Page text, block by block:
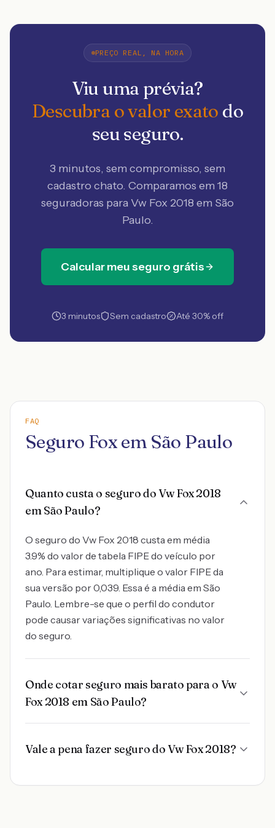
PREÇO REAL, NA HORA
Viu uma prévia?
Descubra o valor exato do
seu seguro.
3 minutos, sem compromisso, sem
cadastro chato. Comparamos em 18
seguradoras para Vw Fox 2018 em São
Paulo.
Calcular meu seguro grátis
3 minutos Sem cadastro Até 30% off
FAQ
Seguro Fox em São Paulo
Quanto custa o seguro do Vw Fox 2018
em São Paulo?
O seguro do Vw Fox 2018 custa em média
3.9% do valor de tabela FIPE do veículo por
ano. Para estimar, multiplique o valor FIPE da
sua versão por 0,039. Essa é a média em São
Paulo. Lembre-se que o perfil do condutor
pode causar variações significativas no valor
do seguro.
Onde cotar seguro mais barato para o Vw
Fox 2018 em São Paulo?
Vale a pena fazer seguro do Vw Fox 2018?